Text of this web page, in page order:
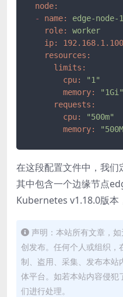
node:
-
name:
edge-node-1
role:
worker
ip:
192.168.1 .100
resources:
limits:
cpu:
"1"
memory:
"1Gi"
requests:
cpu:
"500m"
memory:
在这段配置文件中，我们
其中包含一个边缘节点
Kubernetes v1.18.0版本
声明：本站所有文章，
创发布。任何个人或组织，
制、盗用、采集、发布本站
体平台。如若本站内容侵犯
们进行处理。